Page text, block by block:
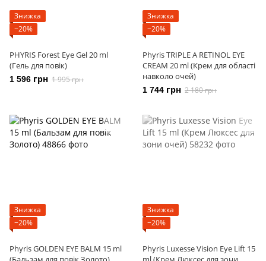
Знижка
−20%
PHYRIS Forest Eye Gel 20 ml
(Гель для повік)
1 596 грн 1 995 грн
Знижка
−20%
Phyris TRIPLE A RETINOL EYE
CREAM 20 ml (Крем для області
навколо очей)
1 744 грн 2 180 грн
Знижка
−20%
Phyris GOLDEN EYE BALM 15 ml
Знижка
−20%
Phyris Luxesse Vision Eye Lift 15